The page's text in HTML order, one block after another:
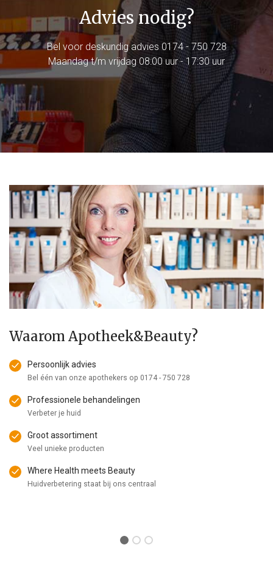
Advies nodig?
Bel voor deskundig advies 0174 - 750 728
Maandag t/m vrijdag 08:00 uur - 17:30 uur
Waarom Apotheek&Beauty?
Persoonlijk advies
Bel één van onze apothekers op 0174 - 750 728
Professionele behandelingen
Verbeter je huid
Groot assortiment
Veel unieke producten
Where Health meets Beauty
Huidverbetering staat bij ons centraal